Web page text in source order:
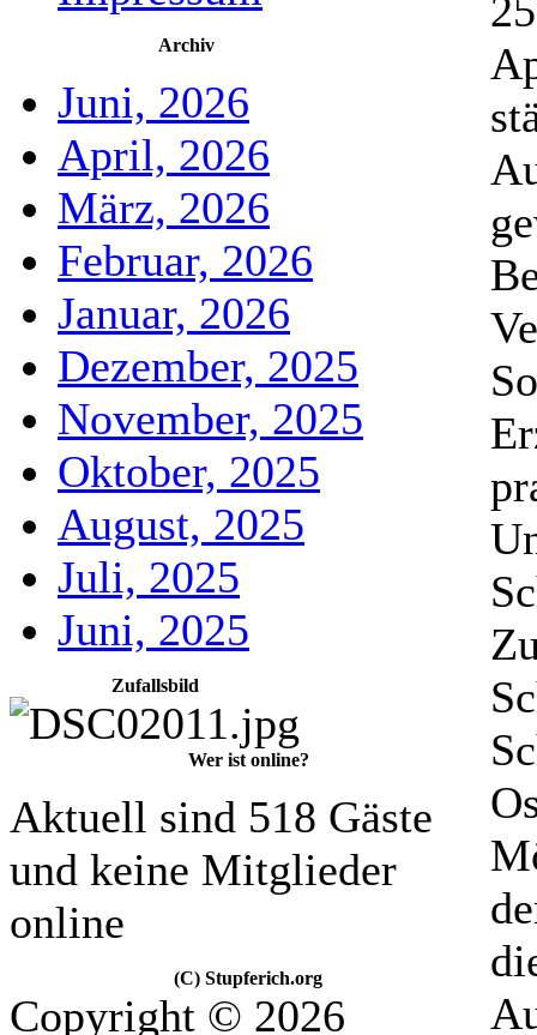
Archiv
Juni, 2026
April, 2026
März, 2026
Februar, 2026
Januar, 2026
Dezember, 2025
November, 2025
Oktober, 2025
August, 2025
Juli, 2025
Juni, 2025
Zufallsbild
Wer ist online?
Aktuell sind 518 Gäste
und keine Mitglieder
online
(C) Stupferich.org
Copyright © 2026